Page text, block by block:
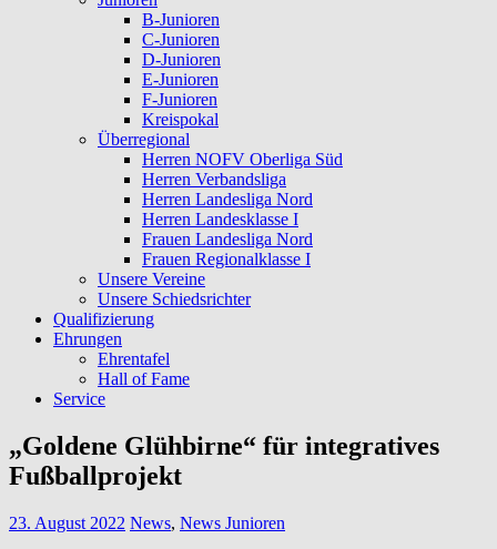
B-Junioren
C-Junioren
D-Junioren
E-Junioren
F-Junioren
Kreispokal
Überregional
Herren NOFV Oberliga Süd
Herren Verbandsliga
Herren Landesliga Nord
Herren Landesklasse I
Frauen Landesliga Nord
Frauen Regionalklasse I
Unsere Vereine
Unsere Schiedsrichter
Qualifizierung
Ehrungen
Ehrentafel
Hall of Fame
Service
„Goldene Glühbirne“ für integratives
Fußballprojekt
23. August 2022 News, News Junioren